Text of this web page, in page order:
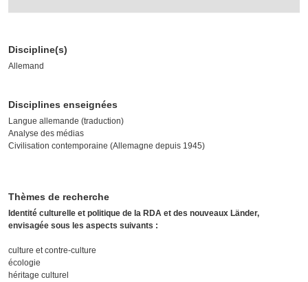
Discipline(s)
Allemand
Disciplines enseignées
Langue allemande (traduction)
Analyse des médias
Civilisation contemporaine (Allemagne depuis 1945)
Thèmes de recherche
Identité culturelle et politique de la RDA et des nouveaux Länder,
envisagée sous les aspects suivants :
culture et contre-culture
écologie
héritage culturel